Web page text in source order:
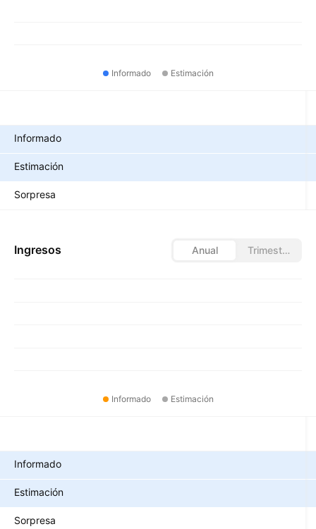
Informado Estimación
Informado
Estimación
Sorpresa
Ingresos Anual Trimestral
Informado Estimación
Informado
Estimación
Sorpresa